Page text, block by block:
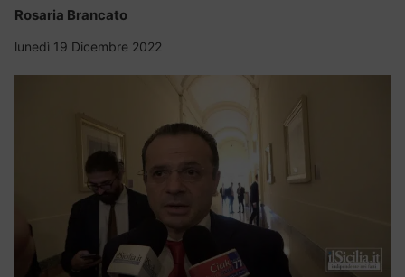
Rosaria Brancato
lunedì 19 Dicembre 2022